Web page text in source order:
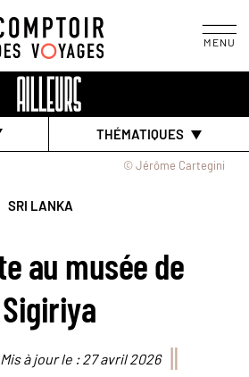
MENU
THÉMATIQUES
© Jérôme Cartegini
SRI LANKA
au musée de
Sigiriya
Mis à jour le : 27 avril 2026